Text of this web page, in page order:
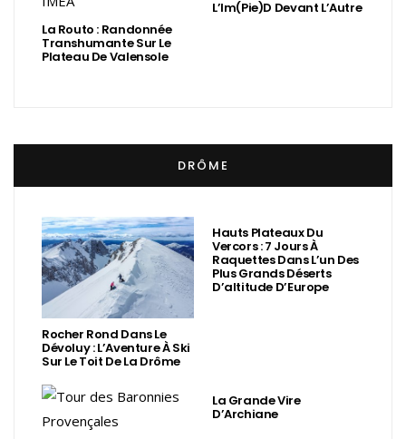
La Routo : Randonnée
Transhumante Sur Le
Plateau De Valensole
L’Im(Pie)d Devant L’Autre
DRÔME
Rocher Rond Dans Le
Dévoluy : L’Aventure À Ski
Sur Le Toit De La Drôme
Hauts Plateaux Du
Vercors : 7 Jours À
Raquettes Dans L’un Des
Plus Grands Déserts
D’altitude D’Europe
La Grande Vire
D’Archiane